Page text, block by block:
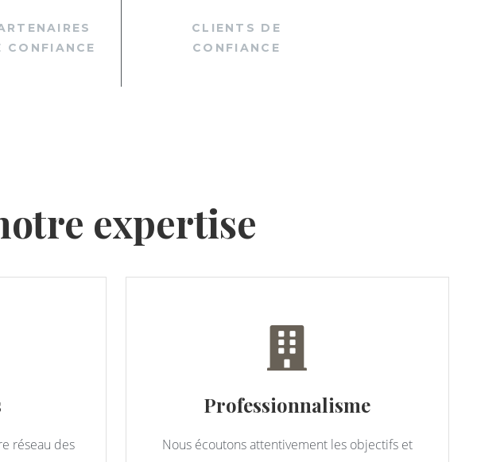
CONFIANCE
CLIENTS DE
CONFIANCE
expertise
réseau des
Professionnalisme
Nous écoutons attentivement les objectifs et